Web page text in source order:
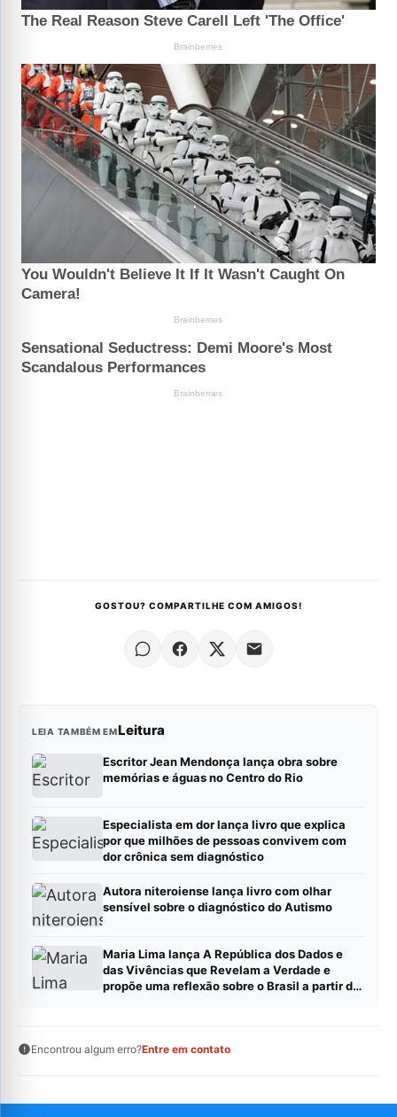
GOSTOU? COMPARTILHE COM AMIGOS!
LEIA TAMBÉM EMLeitura
Escritor Jean Mendonça lança obra sobre
memórias e águas no Centro do Rio
Especialista em dor lança livro que explica
por que milhões de pessoas convivem com
dor crônica sem diagnóstico
Autora niteroiense lança livro com olhar
sensível sobre o diagnóstico do Autismo
Maria Lima lança A República dos Dados e
das Vivências que Revelam a Verdade e
propõe uma reflexão sobre o Brasil a partir de
Encontrou algum erro?Entre em contato